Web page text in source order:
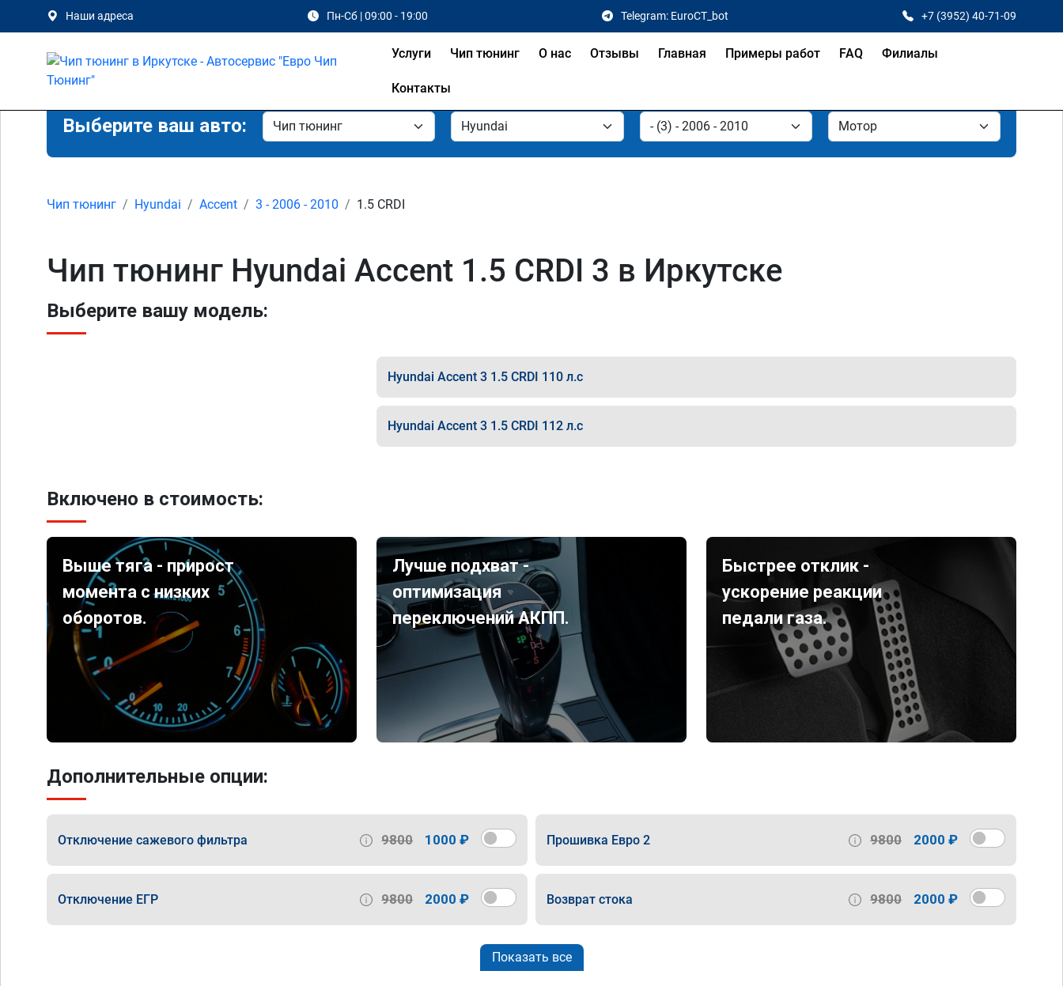
Наши адреса Пн-Сб | 09:00 - 19:00 Telegram: EuroCT_bot +7 (3952) 40-71-09
Услуги Чип тюнинг О нас Отзывы Главная Примеры работ FAQ Филиалы
Контакты
Выберите ваш авто:
Чип тюнинг Hyundai Accent 3 - 2006 - 2010 1.5 CRDI
Чип тюнинг Hyundai Accent 1.5 CRDI 3 в Иркутске
Выберите вашу модель:
Hyundai Accent 3 1.5 CRDI 110 л.с
Hyundai Accent 3 1.5 CRDI 112 л.с
Включено в стоимость:
Выше тяга - прирост
момента с низких
оборотов.
Лучше подхват -
оптимизация
переключений АКПП.
Быстрее отклик -
ускорение реакции
педали газа.
Дополнительные опции:
Отключение сажевого фильтра 9800 1000 ₽ Прошивка Евро 2 9800 2000 ₽
Отключение ЕГР 9800 2000 ₽ Возврат стока 9800 2000 ₽
Показать все